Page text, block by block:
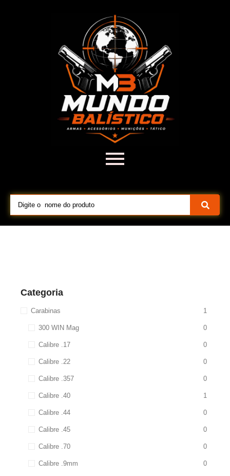
Categoria
Carabinas 1
300 WIN Mag 0
Calibre .17 0
Calibre .22 0
Calibre .357 0
Calibre .40 1
Calibre .44 0
Calibre .45 0
Calibre .70 0
Calibre .9mm 0